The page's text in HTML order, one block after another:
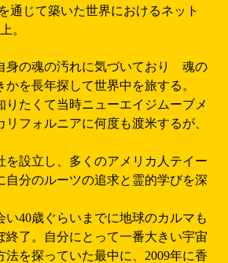
通じて築いた世界におけるネット
。
身の魂の汚れに気づいており 魂の
を長年探して世界中を旅する。
りたくて当時ニューエイジムーブメ
リフォルニアに何度も渡米するが、
を設立し、多くのアメリカ人テイー
自分のルーツの追求と霊的学びを深
い40歳ぐらいまでに地球のカルマも
終了。自分にとって一番大きい宇宙
法を探っていた最中に、2009年に香